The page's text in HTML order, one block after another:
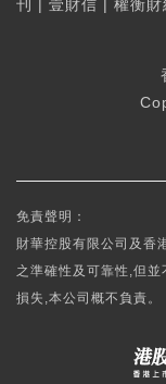
刊
| 壹財信 | 權衡財
免責聲明：
財華控股有限公司及香
之準確性及可靠性,但
損失,本公司概不負責。